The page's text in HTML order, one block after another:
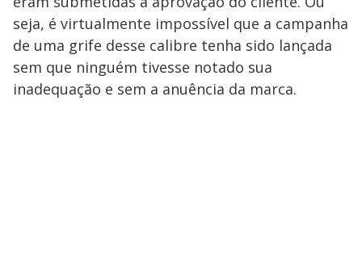
seja, é virtualmente impossível que a campanha
de uma grife desse calibre tenha sido lançada
sem que ninguém tivesse notado sua
inadequação e sem a anuência da marca.